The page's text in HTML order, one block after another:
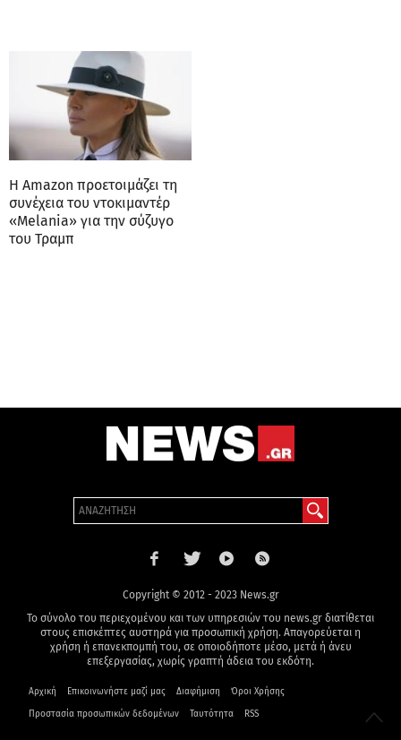
Η Amazon προετοιμάζει τη
συνέχεια του ντοκιμαντέρ
«Melania» για την σύζυγο
του Τραμπ
Copyright © 2012 - 2023 News.gr
Το σύνολο του περιεχομένου και των υπηρεσιών του news.gr διατίθεται
στους επισκέπτες αυστηρά για προσωπική χρήση. Απαγορεύεται η
χρήση ή επανεκπομπή του, σε οποιοδήποτε μέσο, μετά ή άνευ
επεξεργασίας, χωρίς γραπτή άδεια του εκδότη.
Αρχική Επικοινωνήστε μαζί μας Διαφήμιση Όροι Χρήσης
Προστασία προσωπικών δεδομένων Ταυτότητα RSS